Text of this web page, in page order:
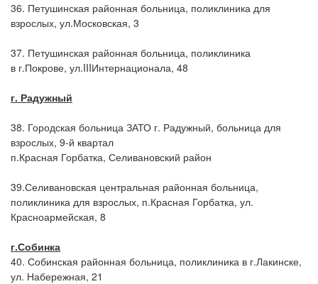
36. Петушинская районная больница, поликлиника для
взрослых, ул.Московская, 3
37. Петушинская районная больница, поликлиника
в г.Покрове, ул.IIIИнтернационала, 48
г. Радужный
38. Городская больница ЗАТО г. Радужный, больница для
взрослых, 9-й квартал
п.Красная Горбатка, Селивановский район
39.Селивановская центральная районная больница,
поликлиника для взрослых, п.Красная Горбатка, ул.
Красноармейская, 8
г.Собинка
40. Собинская районная больница, поликлиника в г.Лакинске,
ул. Набережная, 21